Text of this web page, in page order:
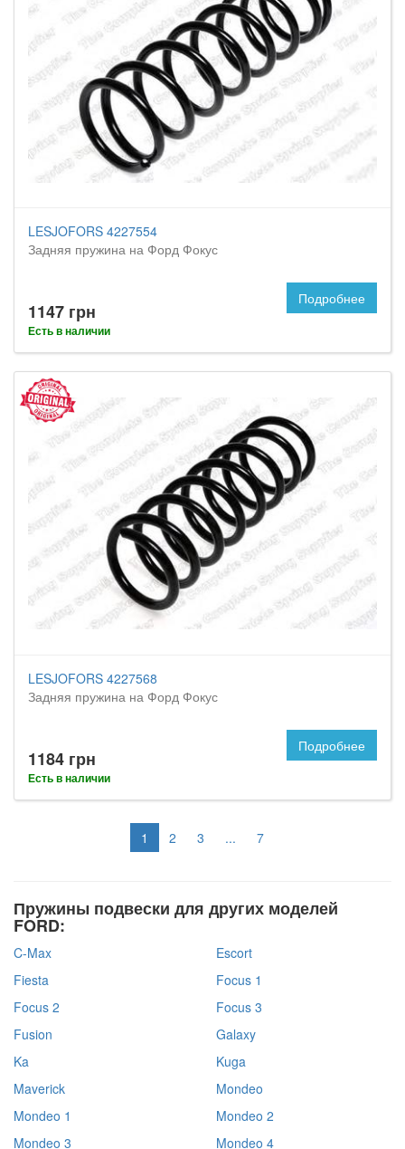
LESJOFORS 4227554
Задняя пружина на Форд Фокус
1147 грн
Есть в наличии
Подробнее
LESJOFORS 4227568
Задняя пружина на Форд Фокус
1184 грн
Есть в наличии
Подробнее
1 2 3 ... 7
Пружины подвески для других моделей
FORD:
C-Max
Escort
Fiesta
Focus 1
Focus 2
Focus 3
Fusion
Galaxy
Ka
Kuga
Maverick
Mondeo
Mondeo 1
Mondeo 2
Mondeo 3
Mondeo 4